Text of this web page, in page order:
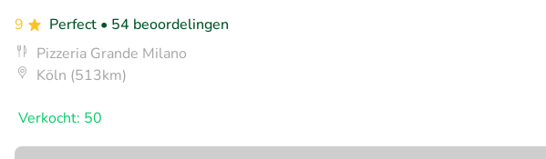
9 Perfect • 54 beoordelingen
Pizzeria Grande Milano
Köln (513km)
Verkocht: 50